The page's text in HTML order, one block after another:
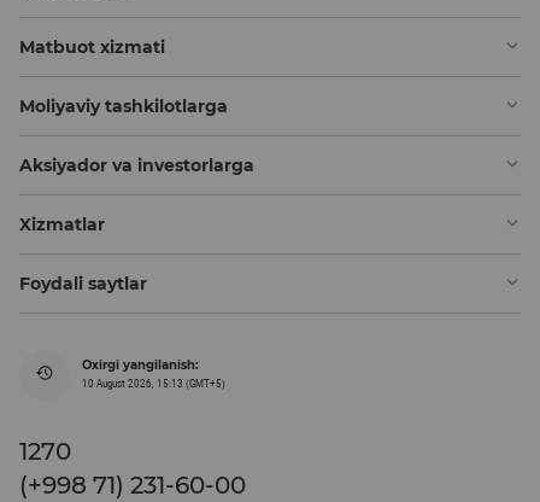
Matbuot xizmati
Moliyaviy tashkilotlarga
Aksiyador va investorlarga
Xizmatlar
Foydali saytlar
Oxirgi yangilanish:
10 August 2026, 15:13 (GMT+5)
1270
(+998 71) 231-60-00